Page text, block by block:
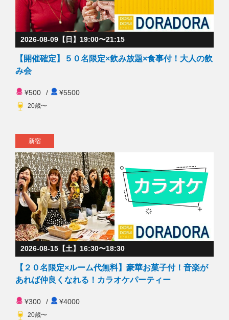
2026-08-09【日】19:00〜21:15
【開催確定】５０名限定×飲み放題×食事付！大人の飲
み会
¥500 / ¥5500
20歳〜
新宿
2026-08-15【土】16:30〜18:30
【２０名限定×ルーム代無料】豪華お菓子付！音楽が
あれば仲良くなれる！カラオケパーティー
¥300 / ¥4000
20歳〜